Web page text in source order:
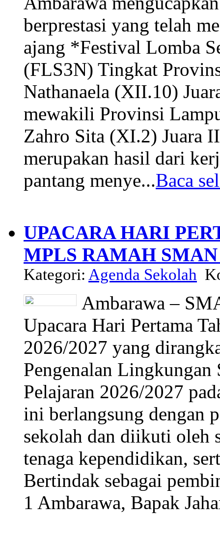
berprestasi yang telah
ajang *Festival Lomba
(FLS3N) Tingkat
Nathanaela (XII.10)
mewakili Provinsi
Zahro Sita (XI.2) Juara
merupakan hasil dari
pantang menye...Baca
UPACARA HARI
MPLS RAMAH SMAN
Kategori: Agenda Sekolah
Ambarawa –
Upacara Hari Pertama
2026/2027 yang
Pengenalan
Pelajaran 2026/2027
ini berlangsung dengan
sekolah dan diikuti oleh
tenaga kependidikan,
Bertindak sebagai
1 Ambarawa, Bapak